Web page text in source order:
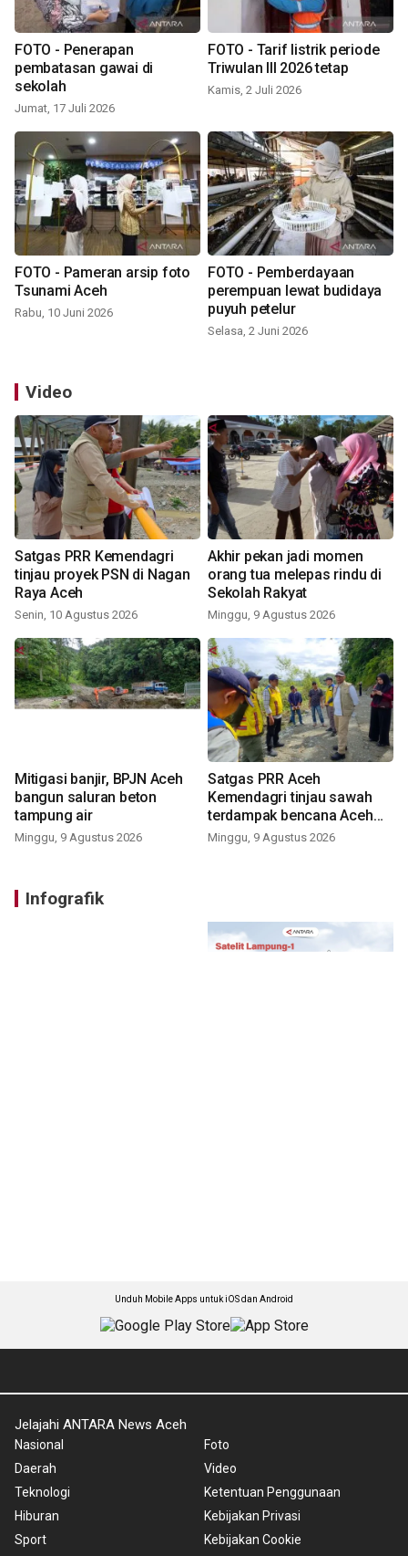
FOTO - Penerapan
pembatasan gawai di
sekolah
Jumat, 17 Juli 2026
FOTO - Tarif listrik periode
Triwulan III 2026 tetap
Kamis, 2 Juli 2026
FOTO - Pameran arsip foto
Tsunami Aceh
Rabu, 10 Juni 2026
FOTO - Pemberdayaan
perempuan lewat budidaya
puyuh petelur
Selasa, 2 Juni 2026
Video
Satgas PRR Kemendagri
tinjau proyek PSN di Nagan
Raya Aceh
Senin, 10 Agustus 2026
Akhir pekan jadi momen
orang tua melepas rindu di
Sekolah Rakyat
Minggu, 9 Agustus 2026
Mitigasi banjir, BPJN Aceh
bangun saluran beton
tampung air
Minggu, 9 Agustus 2026
Satgas PRR Aceh
Kemendagri tinjau sawah
terdampak bencana Aceh
Barat
Minggu, 9 Agustus 2026
Infografik
Unduh Mobile Apps untuk iOS dan Android
Jelajahi ANTARA News Aceh
Nasional
Daerah
Teknologi
Hiburan
Sport
Foto
Video
Ketentuan Penggunaan
Kebijakan Privasi
Kebijakan Cookie